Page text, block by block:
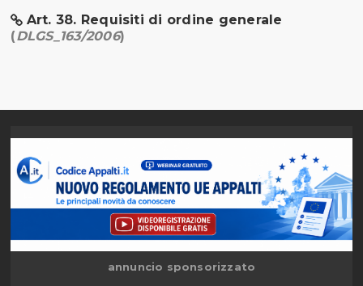
Art. 38. Requisiti di ordine generale
(DLGS_163/2006)
annuncio sponsorizzato